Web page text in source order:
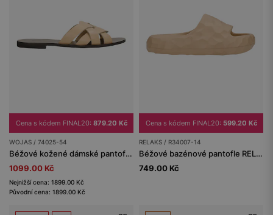
Cena s kódem FINAL20: 879.20 Kč
WOJAS / 74025-54
Béžové kožené dámské pantofle s propletenými řemínky
1099.00 Kč
Nejnižší cena: 1899.00 Kč
Původní cena: 1899.00 Kč
Cena s kódem FINAL20: 599.20 Kč
RELAKS / R34007-14
Béžové bazénové pantofle RELAKS
749.00 Kč